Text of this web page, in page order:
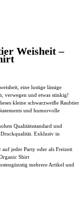
Weisheit –
eine lustige lässige
verwegen und etwas stinkig!
kleine schwarzweiße Raubtier
und humorvolle
Qualitätsstandard und
Druckqualität. Exklusiv in
jeder Party oder als Freizeit
Shirt
mehrere Artikel und